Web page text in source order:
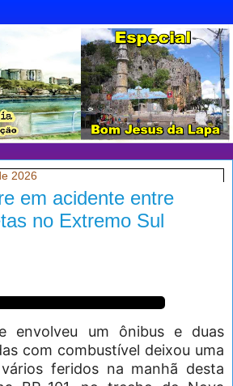
2026
em acidente entre
no Extremo Sul
envolveu um ônibus e duas
com combustível deixou uma
feridos na manhã desta